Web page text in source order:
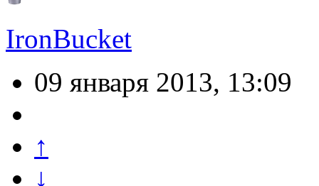
IronBucket
09 января 2013, 13:09
↑
↓